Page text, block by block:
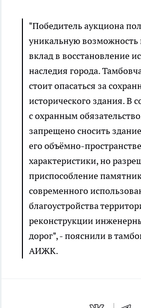
"Победитель аукциона
уникальную возможность
вклад в восстановление
наследия города.
стоит опасаться за
исторического здания. В
с охранным
запрещено сносить
его объёмно-
характеристики, но
приспособление
современного
благоустройства
реконструкции
дорог", - пояснили в
АИЖК.